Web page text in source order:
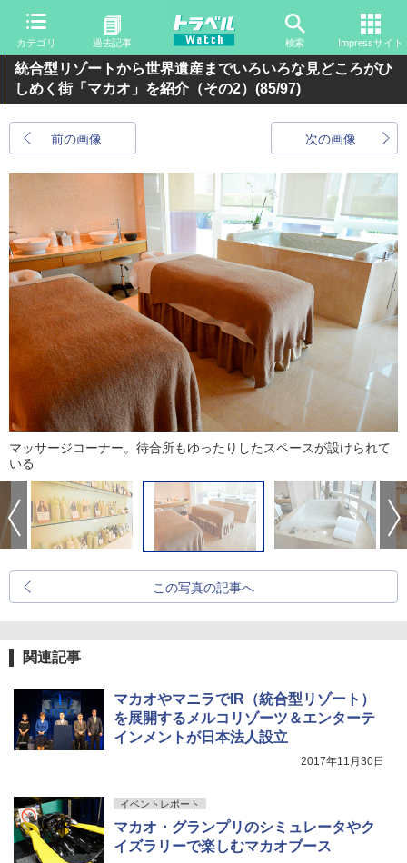
カテゴリ 過去記事 検索 Impressサイト
統合型リゾートから世界遺産までいろいろな見どころがひ
しめく街「マカオ」を紹介（その2） (85/97)
前の画像 次の画像
マッサージコーナー。待合所もゆったりしたスペースが設けられて
いる
この写真の記事へ
関連記事
マカオやマニラでIR（統合型リゾート）
を展開するメルコリゾーツ＆エンターテ
インメントが日本法人設立
2017年11月30日
イベントレポート
マカオ・グランプリのシミュレータやク
イズラリーで楽しむマカオブース